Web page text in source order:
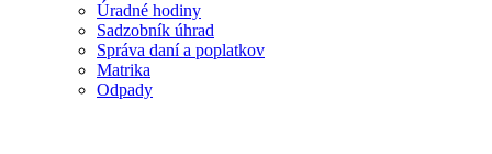
Úradné hodiny
Sadzobník úhrad
Správa daní a poplatkov
Matrika
Odpady